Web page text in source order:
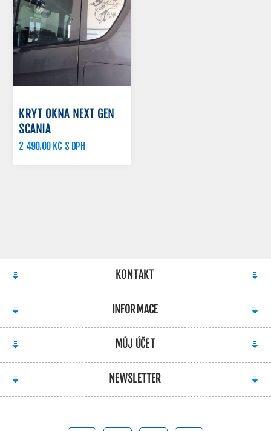
KRYT OKNA NEXT GEN
SCANIA
2 490,00 KČ S DPH
KONTAKT
INFORMACE
MŮJ ÚČET
NEWSLETTER